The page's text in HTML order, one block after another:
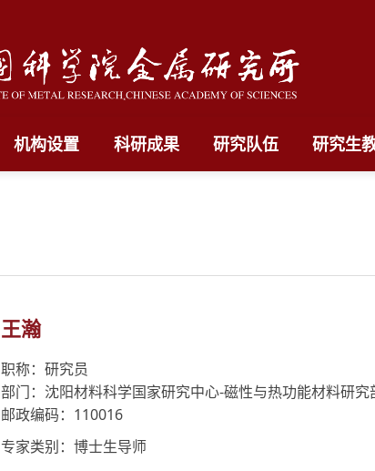
机构设置 科研成果 研究队伍 研究生
王瀚
职称：研究员
部门：沈阳材料科学国家研究中心-磁性与热功能材料研究
邮政编码：110016
专家类别：博士生导师